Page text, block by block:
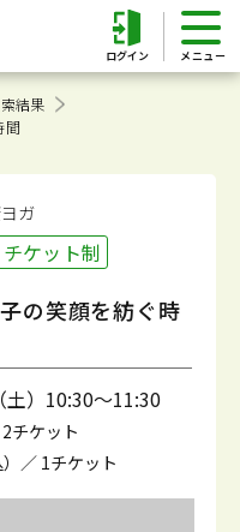
ログイン
結果
間
ヨガ
チケット制
の笑顔を紡ぐ時
土）10:30～11:30
2チケット
）／ 1チケット